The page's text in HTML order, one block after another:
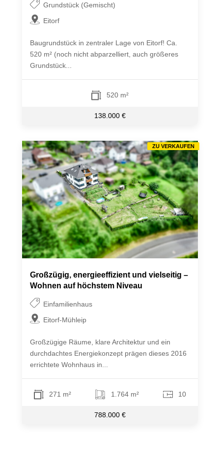
Grundstück (Gemischt)
Eitorf
Baugrundstück in zentraler Lage von Eitorf! Ca.
520 m² (noch nicht abparzelliert, auch größeres
Grundstück...
520 m²
138.000 €
Großzügig, energieeffizient und vielseitig –
Wohnen auf höchstem Niveau
Einfamilienhaus
Eitorf-Mühleip
Großzügige Räume, klare Architektur und ein
durchdachtes Energiekonzept prägen dieses 2016
errichtete Wohnhaus in...
271 m² 1.764 m² 10
788.000 €
ZU VERKAUFEN